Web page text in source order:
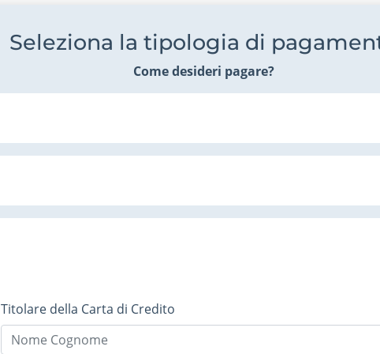
Seleziona la tipologia di
Come desideri pagare?
Titolare della Carta di Credito